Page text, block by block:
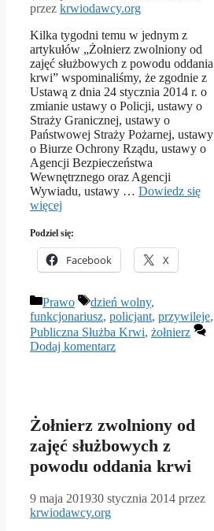
przez krwiodawcy.org
Kilka tygodni temu w jednym z
artykułów „Żołnierz zwolniony od
zajęć służbowych z powodu oddania
krwi” wspominaliśmy, że zgodnie z
Ustawą z dnia 24 stycznia 2014 r. o
zmianie ustawy o Policji, ustawy o
Straży Granicznej, ustawy o
Państwowej Straży Pożarnej, ustawy
o Biurze Ochrony Rządu, ustawy o
Agencji Bezpieczeństwa
Wewnętrznego oraz Agencji
Wywiadu, ustawy … Dowiedz się
więcej
Podziel się:
Facebook X
Kategorie
Prawo Tagi
dzień wolny,
funkcjonariusz, policjant, przywileje,
Publiczna Służba Krwi, żołnierz
Dodaj komentarz
Żołnierz zwolniony od
zajęć służbowych z
powodu oddania krwi
9 maja 201930 stycznia 2014 przez
krwiodawcy.org